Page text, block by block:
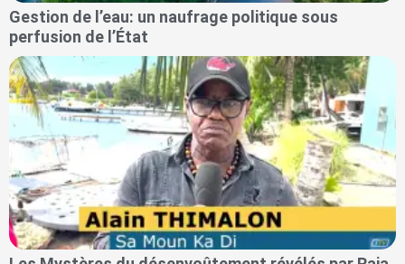
Gestion de l’eau: un naufrage politique sous
perfusion de l’État